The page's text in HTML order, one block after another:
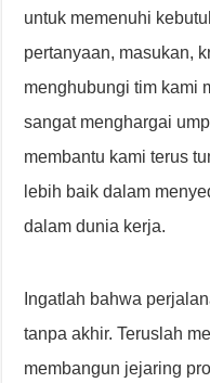
untuk memenuhi
pertanyaan, masukan,
menghubungi tim kami
sangat menghargai
membantu kami terus
lebih baik dalam
dalam dunia kerja.
Ingatlah bahwa
tanpa akhir. Teruslah
membangun jejaring